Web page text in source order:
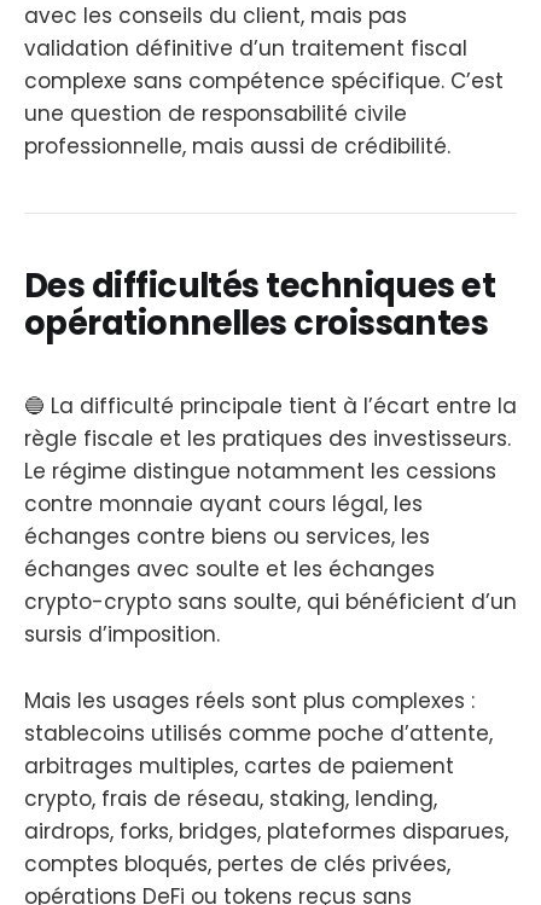
avec les conseils du client, mais pas
validation définitive d’un traitement fiscal
complexe sans compétence spécifique. C’est
une question de responsabilité civile
professionnelle, mais aussi de crédibilité.
Des difficultés techniques et
opérationnelles croissantes
🔵 La difficulté principale tient à l’écart entre la
règle fiscale et les pratiques des investisseurs.
Le régime distingue notamment les cessions
contre monnaie ayant cours légal, les
échanges contre biens ou services, les
échanges avec soulte et les échanges
crypto-crypto sans soulte, qui bénéficient d’un
sursis d’imposition.
Mais les usages réels sont plus complexes :
stablecoins utilisés comme poche d’attente,
arbitrages multiples, cartes de paiement
crypto, frais de réseau, staking, lending,
airdrops, forks, bridges, plateformes disparues,
comptes bloqués, pertes de clés privées,
opérations DeFi ou tokens reçus sans